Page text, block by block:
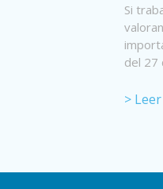
Si
del 27
>